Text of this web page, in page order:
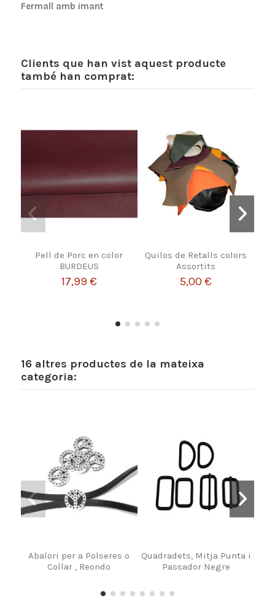
Fermall amb imant
Clients que han vist aquest producte
també han comprat:
Pell de Porc en color
BURDEUS
17,99 €
Quilos de Retalls colors
Assortits
5,00 €
16 altres productes de la mateixa
categoria:
Abalori per a Polseres o
Collar , Reondo
Quadradets, Mitja Punta i
Passador Negre